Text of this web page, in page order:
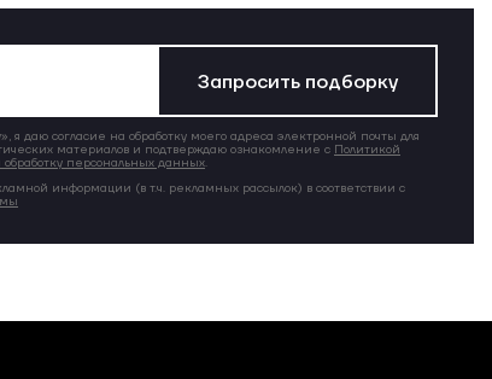
Запросить подборку
я даю согласие на обработку моего адреса электронной почты для
материалов и подтверждаю ознакомление с Политикой
персональных данных.
информации (в т.ч. рекламных рассылок) в соответствии с